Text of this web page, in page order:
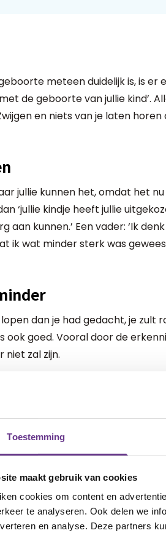
Toestemming
maakt gebruik van cookies
cookies om content en
te analyseren. Ook delen we
en analyse. Deze partners
meteen duidelijk is, is er
de geboorte van jullie kind’.
en niets van je laten horen
jullie kunnen het, omdat het nu
‘jullie kindje heeft jullie
aan kunnen.’ Een vader: ‘Ik
ik wat minder sterk was
dan je had gedacht, je zult
ook goed. Vooral door de
niet zal zijn.
ook al zie je dat misschien nu
had wacht dan maar af. Je kind
dan je ooit voor mogelijk hebt